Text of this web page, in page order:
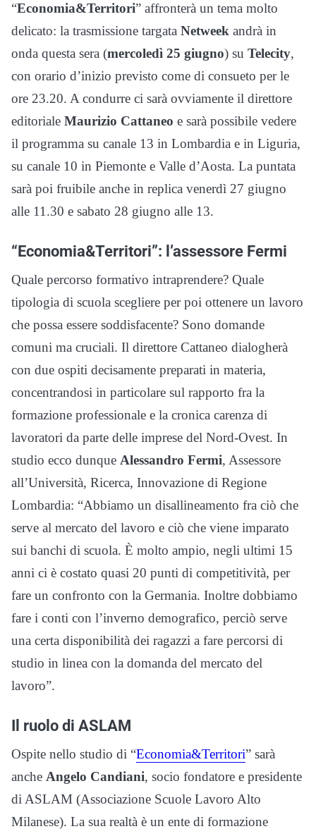
“Economia&Territori” affronterà un tema molto
delicato: la trasmissione targata Netweek andrà in
onda questa sera (mercoledì 25 giugno) su Telecity,
con orario d’inizio previsto come di consueto per le
ore 23.20. A condurre ci sarà ovviamente il direttore
editoriale Maurizio Cattaneo e sarà possibile vedere
il programma su canale 13 in Lombardia e in Liguria,
su canale 10 in Piemonte e Valle d’Aosta. La puntata
sarà poi fruibile anche in replica venerdì 27 giugno
alle 11.30 e sabato 28 giugno alle 13.
“Economia&Territori”: l’assessore Fermi
Quale percorso formativo intraprendere? Quale
tipologia di scuola scegliere per poi ottenere un lavoro
che possa essere soddisfacente? Sono domande
comuni ma cruciali. Il direttore Cattaneo dialogherà
con due ospiti decisamente preparati in materia,
concentrandosi in particolare sul rapporto fra la
formazione professionale e la cronica carenza di
lavoratori da parte delle imprese del Nord-Ovest. In
studio ecco dunque Alessandro Fermi, Assessore
all’Università, Ricerca, Innovazione di Regione
Lombardia: “Abbiamo un disallineamento fra ciò che
serve al mercato del lavoro e ciò che viene imparato
sui banchi di scuola. È molto ampio, negli ultimi 15
anni ci è costato quasi 20 punti di competitività, per
fare un confronto con la Germania. Inoltre dobbiamo
fare i conti con l’inverno demografico, perciò serve
una certa disponibilità dei ragazzi a fare percorsi di
studio in linea con la domanda del mercato del
lavoro”.
Il ruolo di ASLAM
Ospite nello studio di “Economia&Territori” sarà
anche Angelo Candiani, socio fondatore e presidente
di ASLAM (Associazione Scuole Lavoro Alto
Milanese). La sua realtà è un ente di formazione